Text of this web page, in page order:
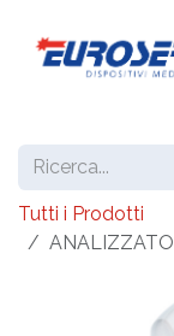
Tutti i Prodotti